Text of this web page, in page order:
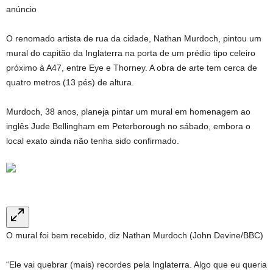
anúncio
O renomado artista de rua da cidade, Nathan Murdoch, pintou um
mural do capitão da Inglaterra na porta de um prédio tipo celeiro
próximo à A47, entre Eye e Thorney. A obra de arte tem cerca de
quatro metros (13 pés) de altura.
Murdoch, 38 anos, planeja pintar um mural em homenagem ao
inglês Jude Bellingham em Peterborough no sábado, embora o
local exato ainda não tenha sido confirmado.
O mural foi bem recebido, diz Nathan Murdoch (John Devine/BBC)
“Ele vai quebrar (mais) recordes pela Inglaterra. Algo que eu queria